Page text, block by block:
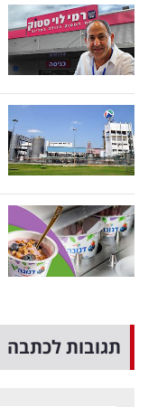
תגובות לכתבה